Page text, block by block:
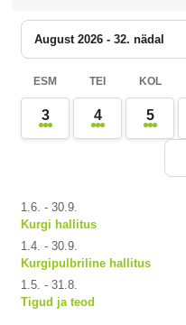
August 2026 - 32. nädal
ESM TEI KOL
3 4 5
1.6. - 30.9.
Kurgi hallitus
1.4. - 30.9.
Kurgipulbriline hallitus
1.5. - 31.8.
Tigud ja teod